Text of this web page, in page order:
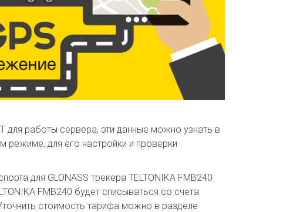
для работы сервера, эти данные можно узнать в
для его настройки и проверки
для GLONASS трекера TELTONIKA FMB240
FMB240 будет списываться со счета
стоимость тарифа можно в разделе